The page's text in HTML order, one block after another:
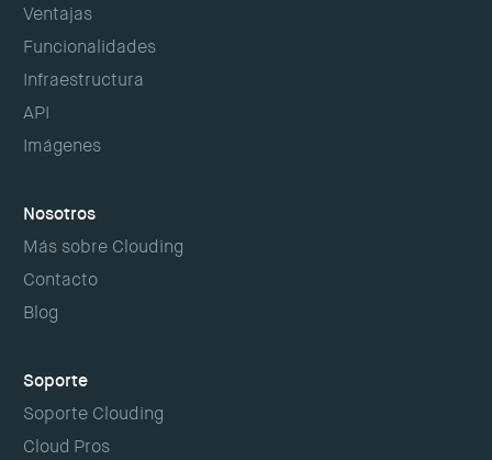
Ventajas
Funcionalidades
Infraestructura
API
Imágenes
Nosotros
Más sobre Clouding
Contacto
Blog
Soporte
Soporte Clouding
Cloud Pros